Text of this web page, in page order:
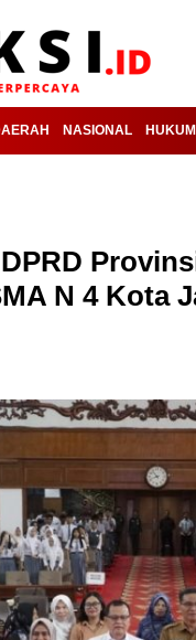
NASIONAL
N 4 Kota